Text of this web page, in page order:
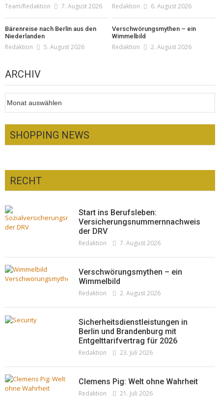
Team/Redaktion 7. August 2026 Redaktion 6. August 2026
Bärenreise nach Berlin aus den
Niederlanden
Redaktion 5. August 2026
Verschwörungsmythen – ein
Wimmelbild
Redaktion 2. August 2026
ARCHIV
SHOPPING NEWS
Pepe Jeans London mit Summer Sale und
neuer Kollektion
Redaktion
Woher kommt der Honig? – Neue EU-
Regeln gelten 14. Juni
RECHT
Start ins Berufsleben:
Versicherungsnummernnachweis
der DRV
Redaktion 7. August 2026
Verschwörungsmythen – ein
Wimmelbild
Redaktion 2. August 2026
Sicherheitsdienstleistungen in
Berlin und Brandenburg mit
Entgelttarifvertrag für 2026
Redaktion 23. Juli 2026
Clemens Pig: Welt ohne Wahrheit
Redaktion 21. Juli 2026